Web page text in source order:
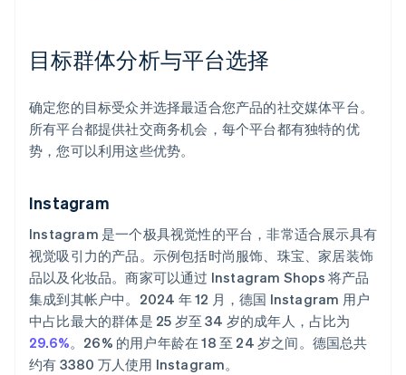
目标群体分析与平台选择
确定您的目标受众并选择最适合您产品的社交媒体平台。
所有平台都提供社交商务机会，每个平台都有独特的优
势，您可以利用这些优势。
Instagram
Instagram 是一个极具视觉性的平台，非常适合展示具有
视觉吸引力的产品。示例包括时尚服饰、珠宝、家居装饰
品以及化妆品。商家可以通过 Instagram Shops 将产品
集成到其帐户中。2024 年 12 月，德国 Instagram 用户
中占比最大的群体是 25 岁至 34 岁的成年人，占比为
29.6%。26% 的用户年龄在 18 至 24 岁之间。德国总共
约有 3380 万人使用 Instagram。